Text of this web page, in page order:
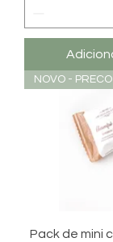
NOVO -
Pack de mini